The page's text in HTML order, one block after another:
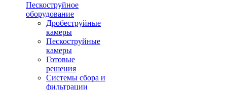
Пескоструйное
оборудование
Дробеструйные
камеры
Пескоструйные
камеры
Готовые
решения
Системы сбора и
фильтрации